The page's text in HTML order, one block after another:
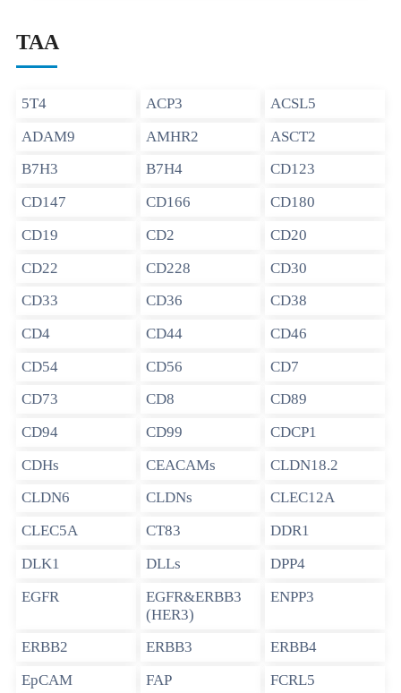
TAA
5T4 ACP3
ACSL5
ADAM9
AMHR2
ASCT2
B7H3
B7H4
CD123
CD147
CD166
CD180
CD19
CD2
CD20
CD22
CD228
CD30
CD33
CD36
CD38
CD4
CD44
CD46
CD54
CD56
CD7
CD73
CD8
CD89
CD94
CD99
CDCP1
CDHs
CEACAMs
CLDN18.2
CLDN6
CLDNs
CLEC12A
CLEC5A
CT83
DDR1
DLK1
DLLs
DPP4
EGFR
EGFR&ERBB3
(HER3)
ENPP3
ERBB2 ERBB3
ERBB4
EрCAM
FAP FCRL5